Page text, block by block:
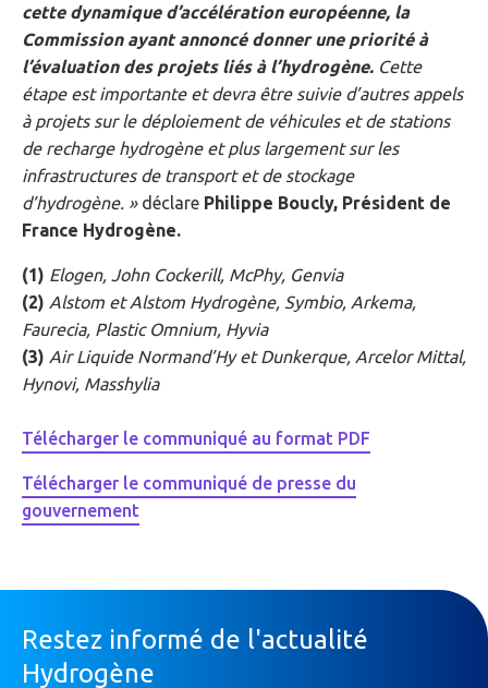
cette dynamique d’accélération européenne, la
Commission ayant annoncé donner une priorité à
l’évaluation des projets liés à l’hydrogène. Cette
étape est importante et devra être suivie d’autres appels
à projets sur le déploiement de véhicules et de stations
de recharge hydrogène et plus largement sur les
infrastructures de transport et de stockage
d’hydrogène. » déclare Philippe Boucly, Président de
France Hydrogène.
(1) Elogen, John Cockerill, McPhy, Genvia
(2) Alstom et Alstom Hydrogène, Symbio, Arkema,
Faurecia, Plastic Omnium, Hyvia
(3) Air Liquide Normand’Hy et Dunkerque, Arcelor Mittal,
Hynovi, Masshylia
Télécharger le communiqué au format PDF
Télécharger le communiqué de presse du
gouvernement
Restez informé de l'actualité
Hydrogène